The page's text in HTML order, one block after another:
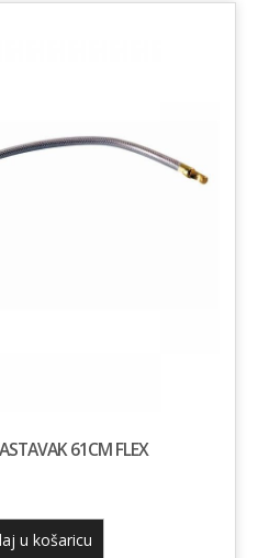
61CM FLEX
u košaricu